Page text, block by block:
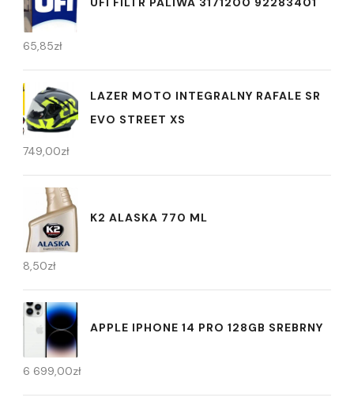
65,85zł
LAZER MOTO INTEGRALNY RAFALE SR
EVO STREET XS
749,00zł
K2 ALASKA 770 ML
8,50zł
APPLE IPHONE 14 PRO 128GB SREBRNY
6 699,00zł